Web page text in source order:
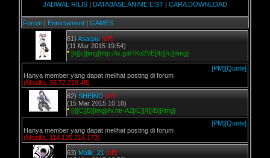
JADWAL RILIS | DATABASE ANIME LIST | CARA DOWNLOAD
Forum | Entertaiment | GAMES
61) Asaqau [off]
(11 Mar 2015 19:54)
* [b][c][img]http://is.gd/7Kd2VE[/b][/c][/img]
[PM][Quote]
Hanya member yang dapat melihat posting di forum
(Mozilla, 36.72.219.48)
62) SHEIND [off]
(15 Mar 2015 10:18)
* [I][C][B][img]//v.ht/-A2[/C][/I][/B][/img]
[PM][Quote]
Hanya member yang dapat melihat posting di forum
(Mozilla, 114.125.214.173)
63) Malik_21 [off]